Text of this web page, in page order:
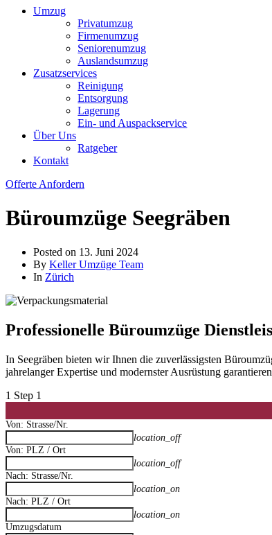
Umzug
Privatumzug
Firmenumzug
Seniorenumzug
Auslandsumzug
Zusatzservices
Reinigung
Entsorgung
Lagerung
Ein- und Auspackservice
Über Uns
Ratgeber
Kontakt
Offerte Anfordern
Büroumzüge Seegräben
Posted on 13. Juni 2024
By Keller Umzüge Team
In Zürich
Professionelle Büroumzüge
In Seegräben bieten wir Ihnen die zuverlässigsten
jahrelanger Expertise und modernster Ausrüstung
1 Step 1
Von: Strasse/Nr.
location_off
Von: PLZ / Ort
location_off
Nach: Strasse/Nr.
location_on
Nach: PLZ / Ort
location_on
Umzugsdatum